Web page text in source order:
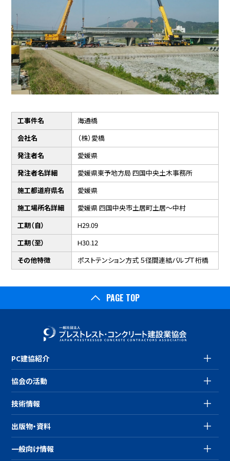
工事件名
海通橋
会社名
（株）愛橋
発注者名
愛媛県
発注者名詳細
愛媛県東予地方局 四国中央土木事務所
施工都道府県名
愛媛県
施工場所名詳細
愛媛県 四国中央市土居町土居～中村
工期（自）
H29.09
工期（至）
H30.12
その他特徴
ポストテンション方式 ５径間連結バルブＴ桁橋
PAGE TOP
PC建協紹介
協会の活動
技術情報
出版物・資料
一般向け情報